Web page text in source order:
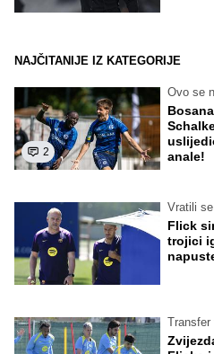
NAJČITANIJE IZ KATEGORIJE
2
Ovo se
anale!
Vratili
Flick
trojici
Transfer